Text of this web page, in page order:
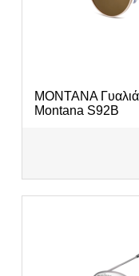
MONTANA
Montana S92B